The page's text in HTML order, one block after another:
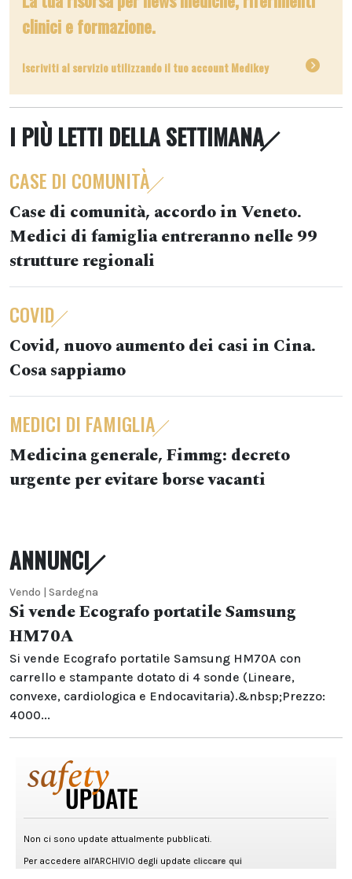
clinici e formazione.
Iscriviti al servizio utilizzando il tuo account Medikey
I PIÙ LETTI DELLA SETTIMANA
CASE DI COMUNITÀ
Case di comunità, accordo in Veneto.
Medici di famiglia entreranno nelle 99
strutture regionali
COVID
Covid, nuovo aumento dei casi in Cina.
Cosa sappiamo
MEDICI DI FAMIGLIA
Medicina generale, Fimmg: decreto
urgente per evitare borse vacanti
ANNUNCI
Vendo | Sardegna
Si vende Ecografo portatile Samsung
HM70A
Si vende Ecografo portatile Samsung HM70A con
carrello e stampante dotato di 4 sonde (Lineare,
convexe, cardiologica e Endocavitaria).&nbsp;Prezzo:
4000...